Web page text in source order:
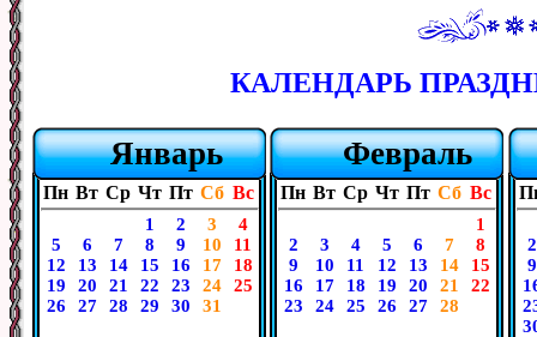
КАЛЕНДАРЬ
Январь
Пн Вт Ср Чт Пт Сб Вс
1 2 3
4
5
6 7 8 9 10
11
12
13 14 15 16 17
18
19
20 21 22 23 24
25
26
27 28 29 30 31
Февраль
Пн Вт Ср Чт Пт Сб Вс
1
2
3 4 5 6 7
8
9
10 11 12 13 14
15
16
17 18 19 20 21
22
23
24 25 26 27 28
2
9